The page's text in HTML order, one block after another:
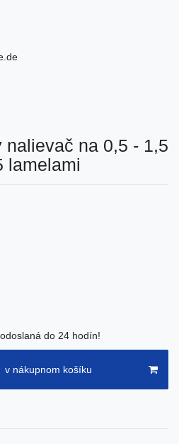
nalievač na 0,5 - 1,5
lamelami
do 24 hodín!
v nákupnom košíku